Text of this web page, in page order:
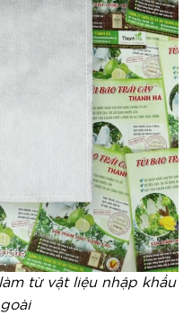
từ vật liệu nhập khẩu